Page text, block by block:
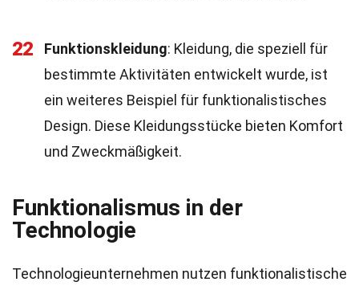
22 Funktionskleidung: Kleidung, die speziell für
bestimmte Aktivitäten entwickelt wurde, ist
ein weiteres Beispiel für funktionalistisches
Design. Diese Kleidungsstücke bieten Komfort
und Zweckmäßigkeit.
Funktionalismus in der
Technologie
Technologieunternehmen nutzen funktionalistische